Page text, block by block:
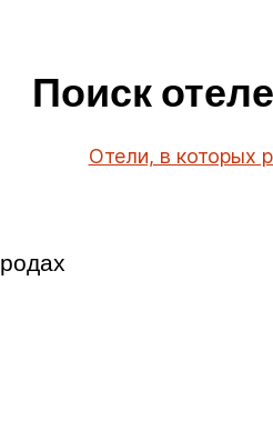
Поиск
Отели, в которых